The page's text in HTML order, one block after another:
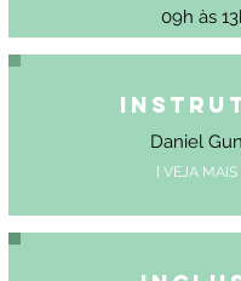
09h às
Daniel
[ VEJA MAIS ]